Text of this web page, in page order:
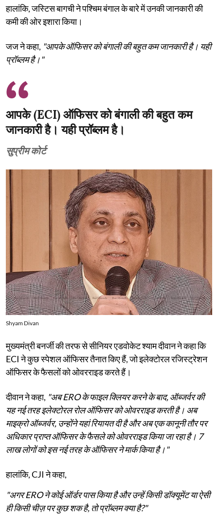
हालांकि, जस्टिस बागची ने पश्चिम बंगाल के बारे में उनकी जानकारी की
कमी की ओर इशारा किया।
जज ने कहा, "आपके ऑफिसर को बंगाली की बहुत कम जानकारी है। यही
प्रॉब्लम है।"
आपके (ECI) ऑफिसर को बंगाली की बहुत कम
जानकारी है। यही प्रॉब्लम है।
सुप्रीम कोर्ट
Shyam Divan
मुख्यमंत्री बनर्जी की तरफ से सीनियर एडवोकेट श्याम दीवान ने कहा कि
ECI ने कुछ स्पेशल ऑफिसर तैनात किए हैं, जो इलेक्टोरल रजिस्ट्रेशन
ऑफिसर के फैसलों को ओवरराइड करते हैं।
दीवान ने कहा, "अब ERO के फाइल क्लियर करने के बाद, ऑब्जर्वर की
यह नई तरह इलेक्टोरल रोल ऑफिसर को ओवरराइड करती है। अब
माइक्रो ऑब्जर्वर, उन्होंने यहां रियायत दी है और अब एक कानूनी तौर पर
अधिकार प्राप्त ऑफिसर के फैसले को ओवरराइड किया जा रहा है। 7
लाख लोगों को इस नई तरह के ऑफिसर ने मार्क किया है।"
हालांकि, CJI ने कहा,
"अगर ERO ने कोई ऑर्डर पास किया है और उन्हें किसी डॉक्यूमेंट या ऐसी
ही किसी चीज़ पर कुछ शक है, तो प्रॉब्लम क्या है?"